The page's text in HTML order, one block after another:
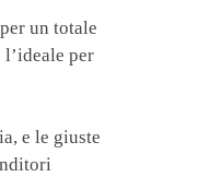
un totale
per
e le giuste